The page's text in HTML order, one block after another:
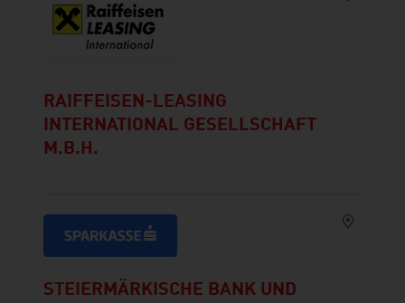
RAIFFEISEN-LEASING
INTERNATIONAL GESELLSCHAFT
M.B.H.
STEIERMÄRKISCHE BANK UND